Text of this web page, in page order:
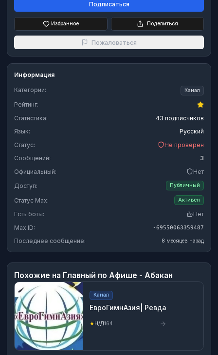
Подписаться
Избранное Поделиться
Пожаловаться
Информация
Категории: Канал
Рейтинг:
Статистика:
43 подписчиков
Язык:
Русский
Статус:
Не проверен
Сообщений:
3
Официальный:
Нет
Доступ:
Публичный
Статус Max: Активен
Есть боты:
Нет
Max ID:
-69550063359487
Последнее сообщение: 8 месяцев назад
Похожие на Главный по Афише - Абакан
Канал
ЕвроГимнАзия| Ревда
★Н/Д164